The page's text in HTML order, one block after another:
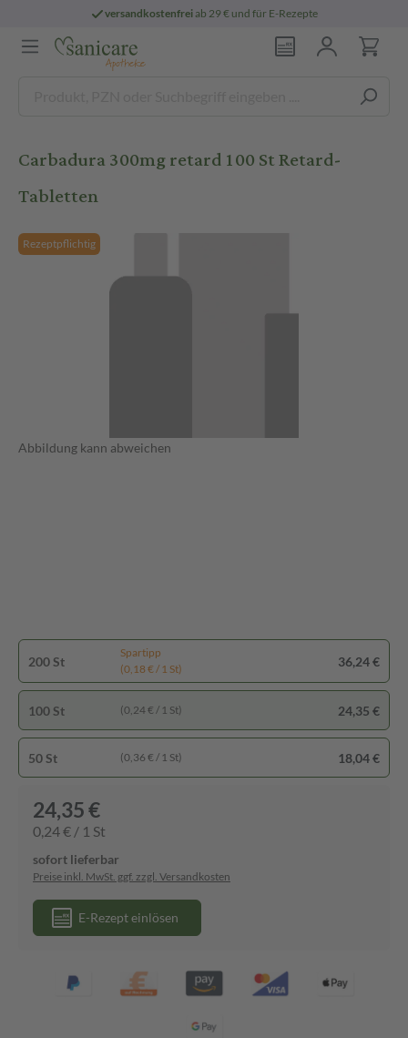
versandkostenfreiab 29 € und für E-Rezepte
Carbadura 300mg retard 100 St Retard-
Tabletten
Rezeptpflichtig
Abbildung kann abweichen
200 St
Spartipp
(0,18 € / 1 St)
36,24 €
100 St (0,24 € / 1 St) 24,35 €
50 St (0,36 € / 1 St) 18,04 €
24,35 €
0,24 € / 1 St
sofort lieferbar
Preise inkl. MwSt. ggf. zzgl. Versandkosten
E-Rezept einlösen